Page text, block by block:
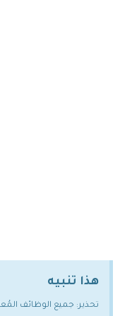
هذا تنبيه
تحذير: جميع الوظائف